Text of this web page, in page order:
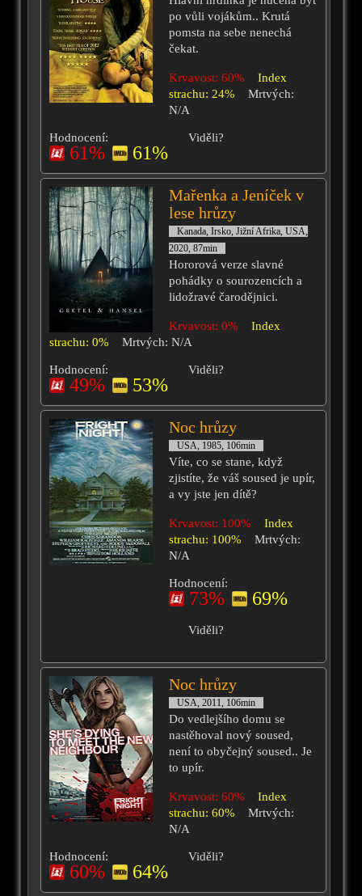
po vůli vojákům.. Krutá
pomsta na sebe nenechá
čekat.
Krvavost: 60%
Index
strachu: 24%
Mrtvých:
N/A
Hodnocení:
61% 61%
Viděli?
Mařenka a Jeníček v
lese hrůzy
Kanada, Irsko, Jižní Afrika, USA,
2020, 87min
Hororová verze slavné
pohádky o sourozencích a
lidožravé čarodějnici.
Krvavost: 0%
Index
strachu: 0%
Mrtvých: N/A
Hodnocení:
49% 53%
Viděli?
Noc hrůzy
USA, 1985, 106min
Víte, co se stane, když
zjistíte, že váš soused je upír,
a vy jste jen dítě?
Krvavost: 100%
Index
strachu: 100%
Mrtvých:
N/A
Hodnocení:
73% 69%
Viděli?
Noc hrůzy
USA, 2011, 106min
Do vedlejšího domu se
nastěhoval nový soused,
není to obyčejný soused.. Je
to upír.
Krvavost: 60%
Index
strachu: 60%
Mrtvých:
N/A
Hodnocení:
60% 64%
Viděli?